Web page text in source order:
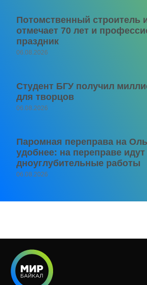
Потомственный строитель
отмечает 70 лет и
праздник
06.08.2026
Студент БГУ получил
для творцов
06.08.2026
Паромная переправа на
удобнее: на переправе идут
дноуглубительные работы
06.08.2026